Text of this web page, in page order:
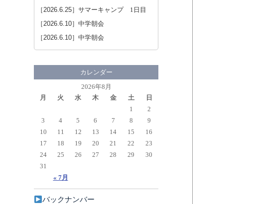
［2026.6.25］ サマーキャンプ 1日目
［2026.6.10］ 中学朝会
［2026.6.10］ 中学朝会
カレンダー
2026年8月
月
火 水 木 金 土 日
« 7月
1
2
3
4 5 6 7 8
9
10
11 12 13 14 15
16
17
18 19 20 21 22
23
24
25 26 27 28 29
30
31
バックナンバー